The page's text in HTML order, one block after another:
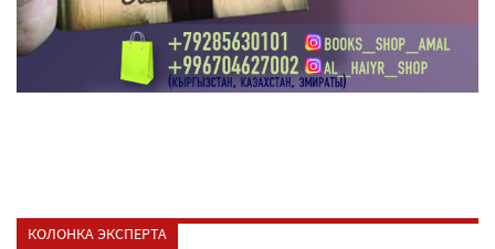
КОЛОНКА ЭКСПЕРТА